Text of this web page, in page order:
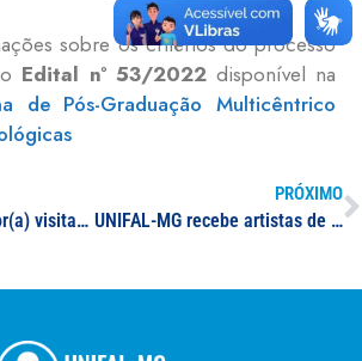
sobre os critérios do processo
Edital nº 53/2022disponível na
de Pós-Graduação Multicêntrico
Seleção de professor(a) visitante e professor(a) visitante estrangeiro(a) para o Programa de Mestrado em Matemática em Rede Nacional
PRÓXIMO
UNIFAL-MG recebe artistas de renome regional para shows em comemoração ao Dia do Servidor nos dias 25 e 27 de outubro